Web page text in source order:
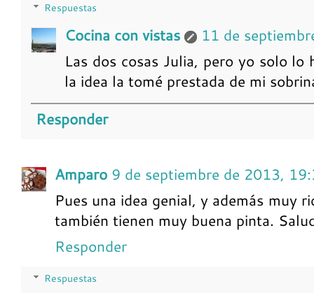
Respuestas
Cocina con vistas
11 de
Las dos cosas Julia, pero yo solo lo
la idea la tomé prestada de mi
Responder
Amparo 9 de septiembre de 2013,
Pues una idea genial, y además muy
también tienen muy buena pinta.
Responder
Respuestas